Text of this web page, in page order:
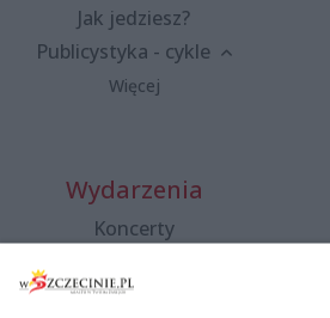
Jak jedziesz?
Publicystyka - cykle
Więcej
Wydarzenia
Koncerty
Spacery i oprowadzania